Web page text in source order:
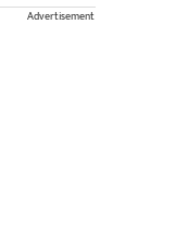
Advertisement